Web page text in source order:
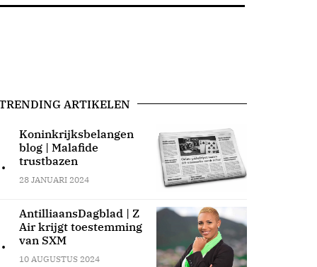
ARTIKELEN
Koninkrijksbelangen
blog | Malafide
trustbazen
28 JANUARI 2024
AntilliaansDagblad | Z
Air krijgt toestemming
van SXM
10 AUGUSTUS 2024